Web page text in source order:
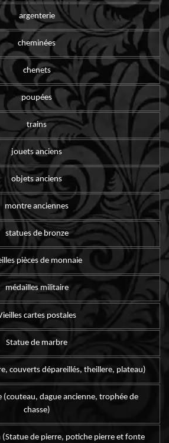
argenterie
cheminées
chenets
poupées
trains
jouets anciens
objets anciens
montre anciennes
statues de bronze
pièces de monnaie
médailles militaire
cartes postales
Statue de marbre
couverts dépareillés, theillere, plateau)
(couteau, dague ancienne, trophée de
chasse)
de pierre, potiche pierre et fonte